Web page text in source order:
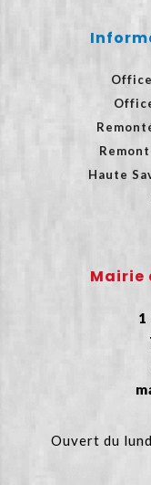
Haute
Mairie
1
Ouvert du